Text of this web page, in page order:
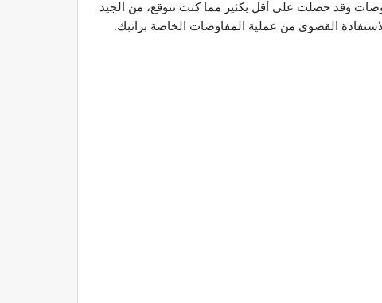
وقد حصلت على أقل بكثير مما كنت تتوقع، من الجيد
القصوى من عملية المفاوضات الخاصة براتبك.